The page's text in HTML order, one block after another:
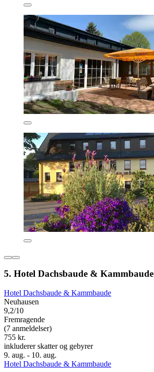
5. Hotel Dachsbaude & Kammbaude
Hotel Dachsbaude & Kammbaude
Neuhausen
9,2/10
Fremragende
(7 anmeldelser)
755 kr.
inkluderer skatter og gebyrer
9. aug. - 10. aug.
Hotel Dachsbaude & Kammbaude